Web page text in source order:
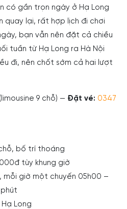
có gần trọn ngày ở Hạ Long
quay lại, rất hợp lịch đi chơi
bạn vẫn nên đặt cả chiều
tuần từ Hạ Long ra Hà Nội
đi, nên chốt sớm cả hai lượt
9 chỗ) — Đặt vé: 0347
chỗ, bố trí thoáng
tùy khung giờ
mỗi giờ một chuyến 05h00 –
Long